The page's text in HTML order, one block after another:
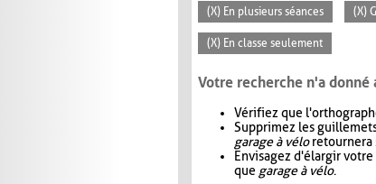
(X) En plusieurs séances (X)
(X) En classe seulement
Votre recherche n'a donné
Vérifiez que
Supprimez les
garage à véloretournera
Envisagez d'élargir
que garage à vélo.